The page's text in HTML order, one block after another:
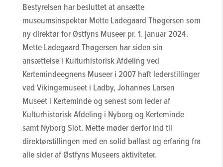
Bestyrelsen har besluttet at ansætte
museumsinspektør Mette Ladegaard Thøgersen som
ny direktør for Østfyns Museer pr. 1. januar 2024.
Mette Ladegaard Thøgersen har siden sin
ansættelse i Kulturhistorisk Afdeling ved
Kertemindeegnens Museer i 2007 haft lederstillinger
ved Vikingemuseet i Ladby, Johannes Larsen
Museet i Kerteminde og senest som leder af
Kulturhistorisk Afdeling i Nyborg og Kerteminde
samt Nyborg Slot. Mette møder derfor ind til
direktørstillingen med en solid ballast og erfaring fra
alle sider af Østfyns Museers aktiviteter.